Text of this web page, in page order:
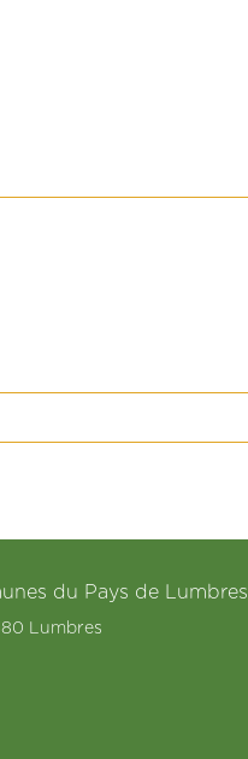
du Pays de Lumbres
Lumbres